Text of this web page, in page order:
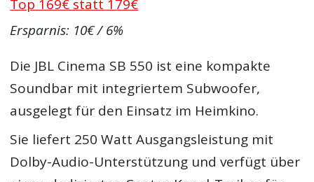
Top 169€ statt 179€
Ersparnis: 10€ / 6%
Die JBL Cinema SB 550 ist eine kompakte
Soundbar mit integriertem Subwoofer,
ausgelegt für den Einsatz im Heimkino.
Sie liefert 250 Watt Ausgangsleistung mit
Dolby-Audio-Unterstützung und verfügt über